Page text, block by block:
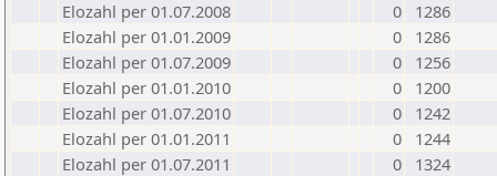
Elozahl per 01.07.2008
0
1286
Elozahl per 01.01.2009
0
1286
Elozahl per 01.07.2009
0
1256
Elozahl per 01.01.2010
0
1200
Elozahl per 01.07.2010
0
1242
Elozahl per 01.01.2011
0
1244
Elozahl per 01.07.2011
0
1324